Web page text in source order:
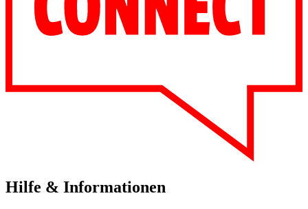
Hilfe & Informationen